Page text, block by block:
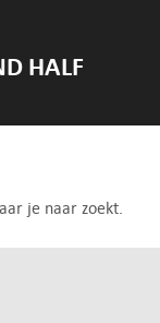
HALF
je naar zoekt.